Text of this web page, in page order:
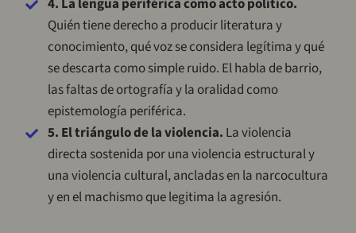
4. La lengua periférica como acto político.
Quién tiene derecho a producir literatura y
conocimiento, qué voz se considera legítima y qué
se descarta como simple ruido. El habla de barrio,
las faltas de ortografía y la oralidad como
epistemología periférica.
5. El triángulo de la violencia. La violencia
directa sostenida por una violencia estructural y
una violencia cultural, ancladas en la narcocultura
y en el machismo que legitima la agresión.